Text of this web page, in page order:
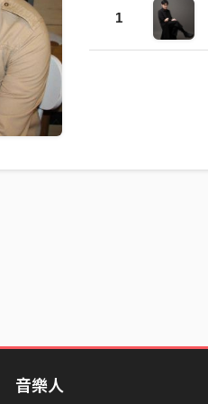
1
音樂人